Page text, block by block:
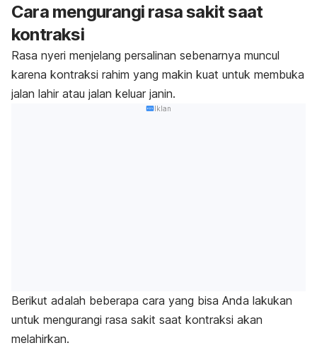
Cara mengurangi rasa sakit saat
kontraksi
Rasa nyeri menjelang persalinan sebenarnya muncul
karena kontraksi rahim yang makin kuat untuk membuka
jalan lahir atau jalan keluar janin.
Iklan
Berikut adalah beberapa cara yang bisa Anda lakukan
untuk mengurangi rasa sakit saat kontraksi akan
melahirkan.